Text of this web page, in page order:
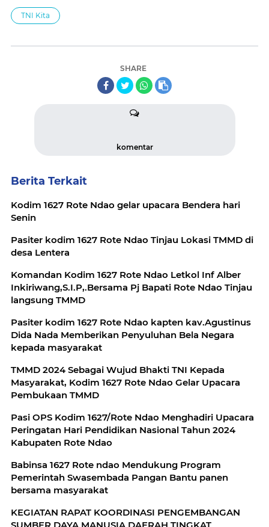
TNI Kita
SHARE
komentar
Berita Terkait
Kodim 1627 Rote Ndao gelar upacara Bendera hari
Senin
Pasiter kodim 1627 Rote Ndao Tinjau Lokasi TMMD di
desa Lentera
Komandan Kodim 1627 Rote Ndao Letkol Inf Alber
Inkiriwang,S.I.P,.Bersama Pj Bapati Rote Ndao Tinjau
langsung TMMD
Pasiter kodim 1627 Rote Ndao kapten kav.Agustinus
Dida Nada Memberikan Penyuluhan Bela Negara
kepada masyarakat
TMMD 2024 Sebagai Wujud Bhakti TNI Kepada
Masyarakat, Kodim 1627 Rote Ndao Gelar Upacara
Pembukaan TMMD
Pasi OPS Kodim 1627/Rote Ndao Menghadiri Upacara
Peringatan Hari Pendidikan Nasional Tahun 2024
Kabupaten Rote Ndao
Babinsa 1627 Rote ndao Mendukung Program
Pemerintah Swasembada Pangan Bantu panen
bersama masyarakat
KEGIATAN RAPAT KOORDINASI PENGEMBANGAN